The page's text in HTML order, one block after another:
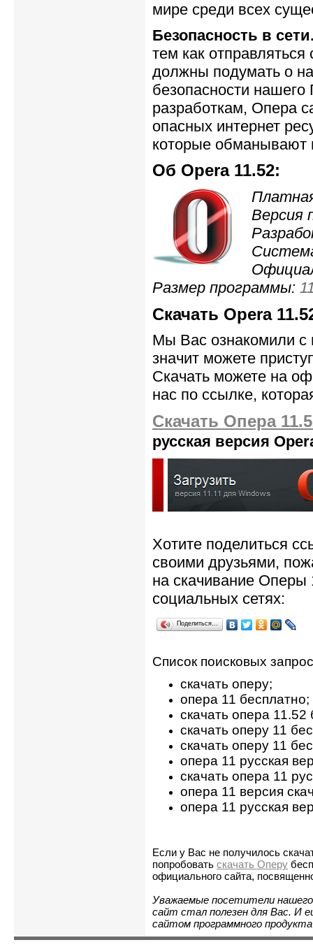
мире среди всех
Безопасность в
тем как
должны подумать о
безопасности
разработкам, Опера
опасных интернет
которые обманывают
Об Opera 11.52:
Версия
Размер программы:
Скачать Opera
Мы Вас ознакомили с
значит можете
Скачать можете на
нас по ссылке,
Скачать Опера
русская версия
Хотите поделиться
своими друзьями,
на скачивание Оперы
социальных сетях:
Поделиться…
Список поисковых
скачать оперу;
опера 11 бесплатно;
скачать опера 11.52
скачать оперу 11
скачать оперу 11
опера 11 русская
скачать опера 11
опера 11 версия
опера 11 русская
Если у Вас не получилось
попробовать скачать Оперу
официального сайта,
Уважаемые посетители
сайт стал полезен для Вас. И
сайтом программного